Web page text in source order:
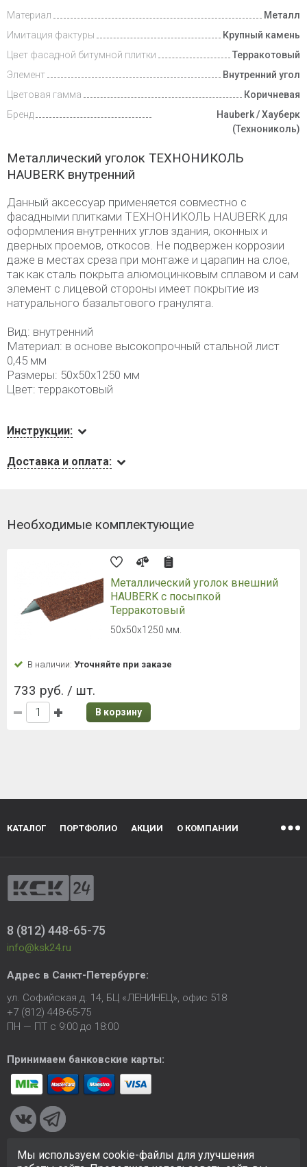
Доставка
и оплата
Материал
Металл
Имитация фактуры
Крупный камень
Цвет фасадной битумной плитки
Терракотовый
Элемент
Внутренний угол
Цветовая гамма
Коричневая
Бренд
Hauberk / Хауберк
(Технониколь)
Металлический уголок ТЕХНОНИКОЛЬ
HAUBERK внутренний
Данный аксессуар применяется совместно с
фасадными плитками ТЕХНОНИКОЛЬ HAUBERK для
оформления внутренних углов здания, оконных и
дверных проемов, откосов. Не подвержен коррозии
даже в местах среза при монтаже и царапин на слое,
так как сталь покрыта алюмоцинковым сплавом и сам
элемент с лицевой стороны имеет покрытие из
натурального базальтового гранулята.
Вид: внутренний
Материал: в основе высокопрочный стальной лист
0,45 мм
Размеры: 50х50х1250 мм
Цвет: терракотовый
Инструкции:
Доставка и оплата:
Необходимые комплектующие
Металлический уголок внешний
HAUBERK с посыпкой
Терракотовый
50х50х1250 мм.
В наличии: Уточняйте при заказе
733 руб. / шт.
В корзину
КАТАЛОГ ПОРТФОЛИО АКЦИИ О КОМПАНИИ
8 (812) 448-65-75
info@ksk24.ru
Адрес в Санкт-Петербурге:
ул. Софийская д. 14, БЦ «ЛЕНИНЕЦ», офис 518
+7 (812) 448-65-75
ПН — ПТ с 9:00 до 18:00
Принимаем банковские карты:
© 2005-2026 ООО «КСК». Сайтhttps://ksk24.ruсоздан
Мы используем cookie-файлы для улучшения